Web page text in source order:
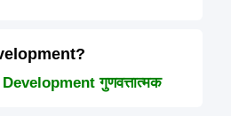
गुणवत्तात्मक